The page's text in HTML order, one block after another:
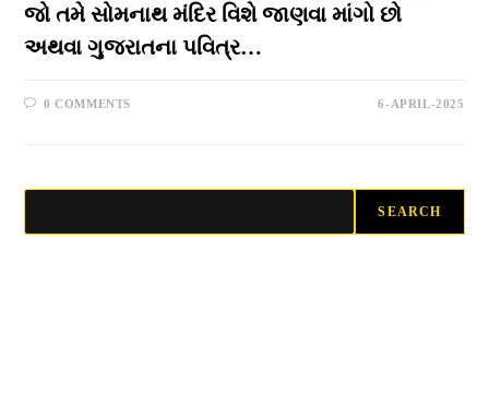
જો તમે સોમનાથ મંદિર વિશે જાણવા માંગો છો
અથવા ગુજરાતના પવિત્ર…
0 COMMENTS 6-APRIL-2025
SEARCH